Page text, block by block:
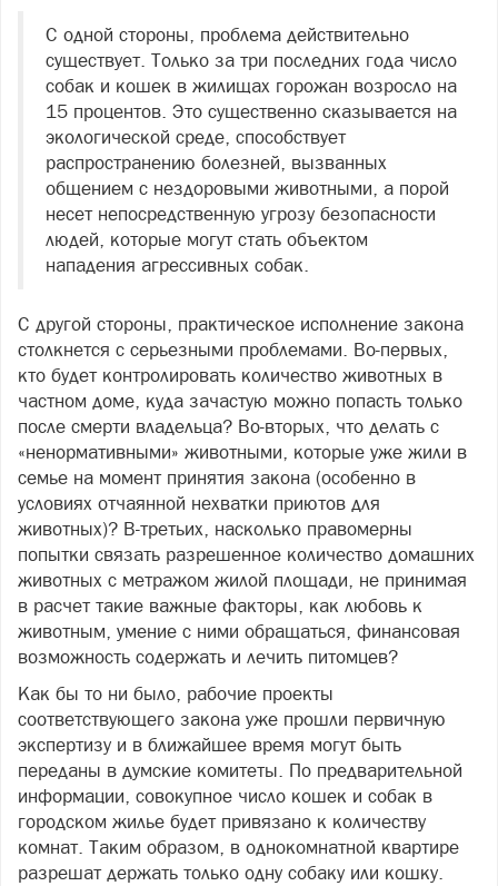
С одной стороны, проблема действительно
существует. Только за три последних года число
собак и кошек в жилищах горожан возросло на
15 процентов. Это существенно сказывается на
экологической среде, способствует
распространению болезней, вызванных
общением с нездоровыми животными, а порой
несет непосредственную угрозу безопасности
людей, которые могут стать объектом
нападения агрессивных собак.
С другой стороны, практическое исполнение закона
столкнется с серьезными проблемами. Во-первых,
кто будет контролировать количество животных в
частном доме, куда зачастую можно попасть только
после смерти владельца? Во-вторых, что делать с
«ненормативными» животными, которые уже жили в
семье на момент принятия закона (особенно в
условиях отчаянной нехватки приютов для
животных)? В-третьих, насколько правомерны
попытки связать разрешенное количество домашних
животных с метражом жилой площади, не принимая
в расчет такие важные факторы, как любовь к
животным, умение с ними обращаться, финансовая
возможность содержать и лечить питомцев?
Как бы то ни было, рабочие проекты
соответствующего закона уже прошли первичную
экспертизу и в ближайшее время могут быть
переданы в думские комитеты. По предварительной
информации, совокупное число кошек и собак в
городском жилье будет привязано к количеству
комнат. Таким образом, в однокомнатной квартире
разрешат держать только одну собаку или кошку.